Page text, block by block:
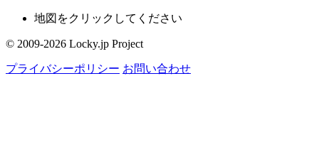
地図をクリックしてください
© 2009-2026 Locky.jp Project
プライバシーポリシー お問い合わせ